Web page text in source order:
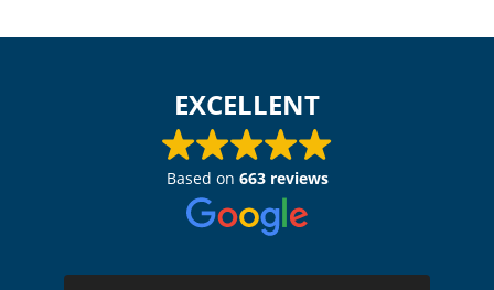
EXCELLENT
Based on 663 reviews